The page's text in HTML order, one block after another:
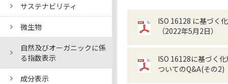
サステナビリティ
微生物
自然及びオーガニックに係
る指数表示
成分表示
ISO 16128 に基づく
（2022年5月2日）
ISO 16128に基づく
ついてのQ&A(その